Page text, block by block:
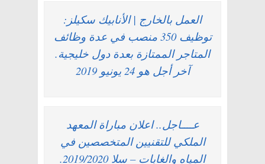
العمل بالخارج | الأنابيك سكيلز:
توظيف 350 منصب في عدة وظائف
المتاجر الممتازة بعدة دول خليجية.
آخر أجل هو 24 يونيو 2019
عــــاجل.. اعلان مباراة المعهد
الملكي للتقنيين المتخصصين في
المياه والغابات – سلا 2019/2020.